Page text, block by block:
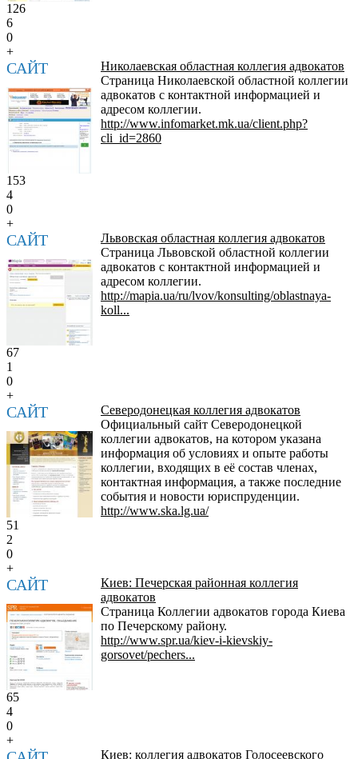
126
6
0
+
САЙТ
Николаевская областная коллегия адвокатов
Страница Николаевской областной коллегии
адвокатов с контактной информацией и
адресом коллегии.
http://www.infomarket.mk.ua/client.php?
cli_id=2860
153
4
0
+
САЙТ
Львовская областная коллегия адвокатов
Страница Львовской областной коллегии
адвокатов с контактной информацией и
адресом коллегии.
http://mapia.ua/ru/lvov/konsulting/oblastnaya-
koll...
67
1
0
+
САЙТ
Северодонецкая коллегия адвокатов
Официальный сайт Северодонецкой
коллегии адвокатов, на котором указана
информация об условиях и опыте работы
коллегии, входящих в её состав членах,
контактная информация, а также последние
события и новости юриспруденции.
http://www.ska.lg.ua/
51
2
0
+
САЙТ
Киев: Печерская районная коллегия
адвокатов
Страница Коллегии адвокатов города Киева
по Печерскому району.
http://www.spr.ua/kiev-i-kievskiy-
gorsovet/pechers...
65
4
0
+
Киев: коллегия адвокатов Голосеевского